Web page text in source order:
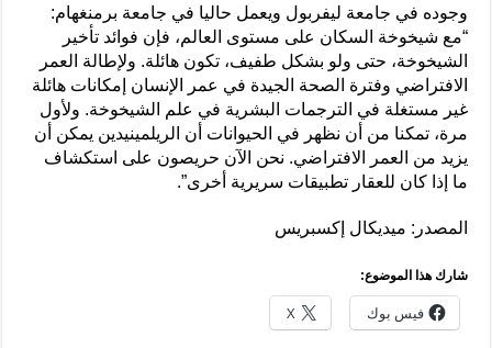
وجوده في جامعة ليفربول ويعمل حاليا في جامعة برمنغهام:
“مع شيخوخة السكان على مستوى العالم، فإن فوائد تأخير
الشيخوخة، حتى ولو بشكل طفيف، تكون هائلة. ولإطالة العمر
الافتراضي وفترة الصحة الجيدة في عمر الإنسان إمكانات هائلة
غير مستغلة في الترجمات البشرية في علم الشيخوخة. ولأول
مرة، تمكنا من أن نظهر في الحيوانات أن الريلمينيدين يمكن أن
يزيد من العمر الافتراضي. نحن الآن حريصون على استكشاف
ما إذا كان للعقار تطبيقات سريرية أخرى”.
المصدر: ميديكال إكسبريس
شارك هذا الموضوع:
فيس بوك X